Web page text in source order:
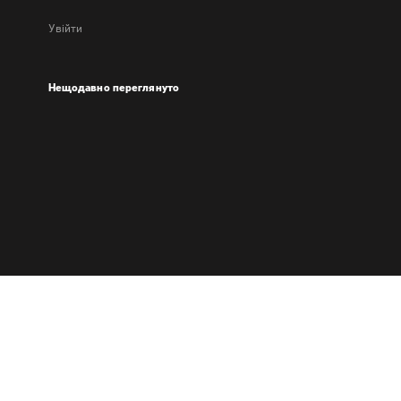
Увійти
Нещодавно переглянуто